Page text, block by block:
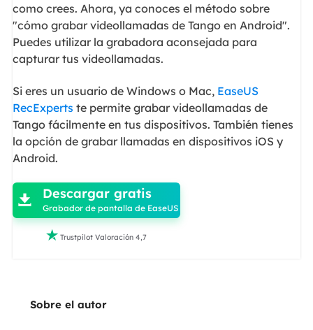
como crees. Ahora, ya conoces el método sobre
"cómo grabar videollamadas de Tango en Android".
Puedes utilizar la grabadora aconsejada para
capturar tus videollamadas.
Si eres un usuario de Windows o Mac, EaseUS
RecExperts te permite grabar videollamadas de
Tango fácilmente en tus dispositivos. También tienes
la opción de grabar llamadas en dispositivos iOS y
Android.

 Descargar gratis
Grabador de pantalla de EaseUS
 Trustpilot Valoración 4,7
Sobre el autor